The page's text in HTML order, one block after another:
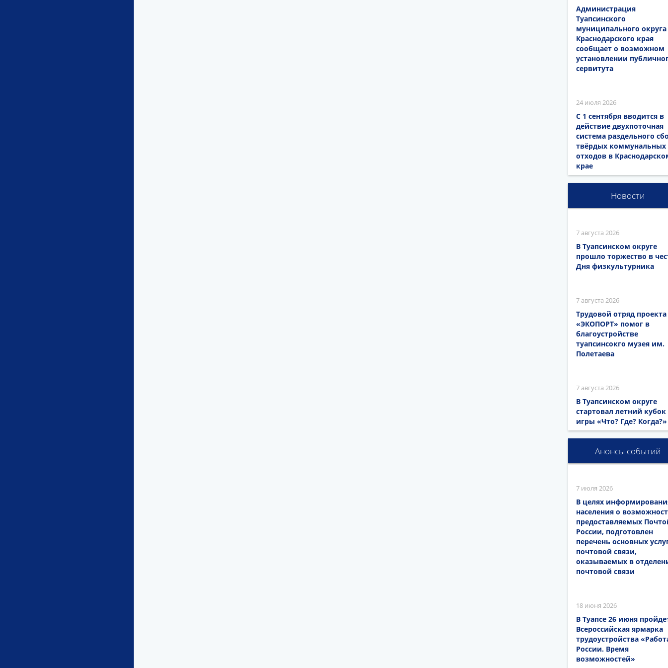
Администрация
Туапсинского
муниципального округа
Краснодарского края
сообщает о возможном
установлении
сервитута
24 июля 2026
С 1 сентября вводится в
действие двухпоточная
система раздельного
твёрдых коммунальных
отходов в
крае
Новости
7 августа 2026
В Туапсинском округе
прошло торжество в
Дня физкультурника
7 августа 2026
Трудовой отряд проекта
«ЭКОПОРТ» помог в
благоустройстве
туапсинсокго музея им.
Полетаева
7 августа 2026
В Туапсинском округе
стартовал летний кубок
игры «Что? Где? Когда?»
Анонсы событий
7 июля 2026
В целях
населения о
предоставляемых
России, подготовлен
перечень основных
почтовой связи,
оказываемых в
почтовой связи
18 июня 2026
В Туапсе 26 июня
Всероссийская ярмарка
трудоустройства
России. Время
возможностей»